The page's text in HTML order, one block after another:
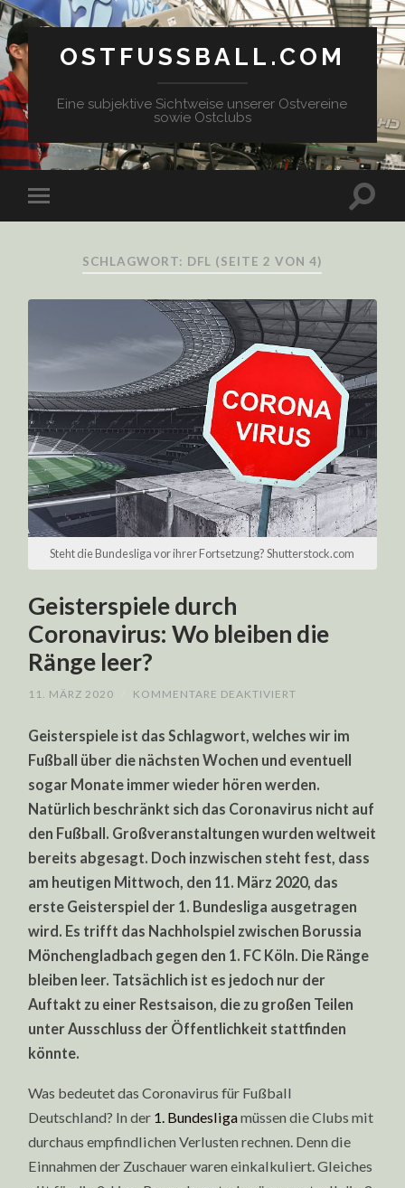
OSTFUSSBALL.COM
Eine subjektive Sichtweise unserer Ostvereine
sowie Ostclubs
SCHLAGWORT: DFL (SEITE 2 VON 4)
Steht die Bundesliga vor ihrer Fortsetzung? Shutterstock.com
Geisterspiele durch
Coronavirus: Wo bleiben die
Ränge leer?
11. MÄRZ 2020 KOMMENTARE DEAKTIVIERT
CORONAVIRUS:
BLEIBEN
RÄNGE
LEER?
Geisterspiele ist das Schlagwort, welches wir im
Fußball über die nächsten Wochen und eventuell
sogar Monate immer wieder hören werden.
Natürlich beschränkt sich das Coronavirus nicht auf
den Fußball. Großveranstaltungen wurden weltweit
bereits abgesagt. Doch inzwischen steht fest, dass
am heutigen Mittwoch, den 11. März 2020, das
erste Geisterspiel der 1. Bundesliga ausgetragen
wird. Es trifft das Nachholspiel zwischen Borussia
Mönchengladbach gegen den 1. FC Köln. Die Ränge
bleiben leer. Tatsächlich ist es jedoch nur der
Auftakt zu einer Restsaison, die zu großen Teilen
unter Ausschluss der Öffentlichkeit stattfinden
könnte.
Was bedeutet das Coronavirus für Fußball
Deutschland? In der 1. Bundesligamüssen die Clubs mit
durchaus empfindlichen Verlusten rechnen. Denn die
Einnahmen der Zuschauer waren einkalkuliert. Gleiches